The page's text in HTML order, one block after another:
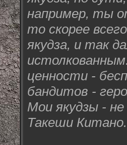
например, ты
то скорее
якудза, и так
ценности -
бандитов -
Мои якудзы -
Такеши Китано.